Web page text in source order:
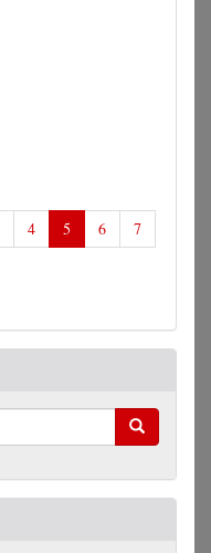
4 5 6
7